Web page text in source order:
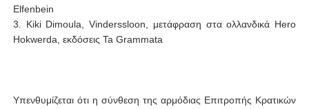
Elfenbein
3. Kiki Dimoula, Vinderssloon, μετάφραση στα ολλανδικά Hero
Hokwerda, εκδόσεις Ta Grammata
Υπενθυμίζεται ότι η σύνθεση της αρμόδιας Επιτροπής Κρατικών